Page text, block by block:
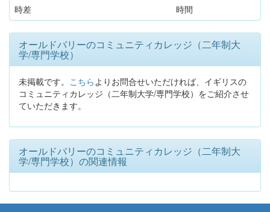
時差
時間
オールドバリーのコミュニティカレッジ（二年制大
学/専門学校）
未掲載です。 こちらよりお問合せいただければ、イギリスの
コミュニティカレッジ（二年制大学/専門学校）をご紹介させ
ていただきます。
オールドバリーのコミュニティカレッジ（二年制大
学/専門学校）の関連情報